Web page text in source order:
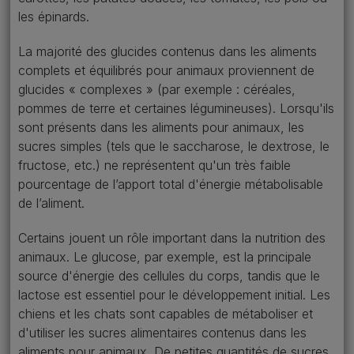
les épinards.
La majorité des glucides contenus dans les aliments
complets et équilibrés pour animaux proviennent de
glucides « complexes » (par exemple : céréales,
pommes de terre et certaines légumineuses). Lorsqu'ils
sont présents dans les aliments pour animaux, les
sucres simples (tels que le saccharose, le dextrose, le
fructose, etc.) ne représentent qu'un très faible
pourcentage de l’apport total d'énergie métabolisable
de l’aliment.
Certains jouent un rôle important dans la nutrition des
animaux. Le glucose, par exemple, est la principale
source d'énergie des cellules du corps, tandis que le
lactose est essentiel pour le développement initial. Les
chiens et les chats sont capables de métaboliser et
d'utiliser les sucres alimentaires contenus dans les